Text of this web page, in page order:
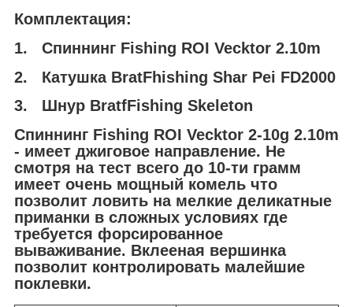
Комплектация:
1. Спиннинг Fishing ROI Vecktor 2.10m
2. Катушка BratFhishing Shar Pei FD2000
3. Шнур BratfFishing Skeleton
Спиннинг Fishing ROI Vecktor 2-10g 2.10m
- имеет джиговое направление. Не
смотря на тест всего до 10-ти грамм
имеет очень мощный комель что
позволит ловить на мелкие деликатные
приманки в сложных условиях где
требуется форсированное
вываживание. Вклееная вершинка
позволит контролировать малейшие
поклевки.